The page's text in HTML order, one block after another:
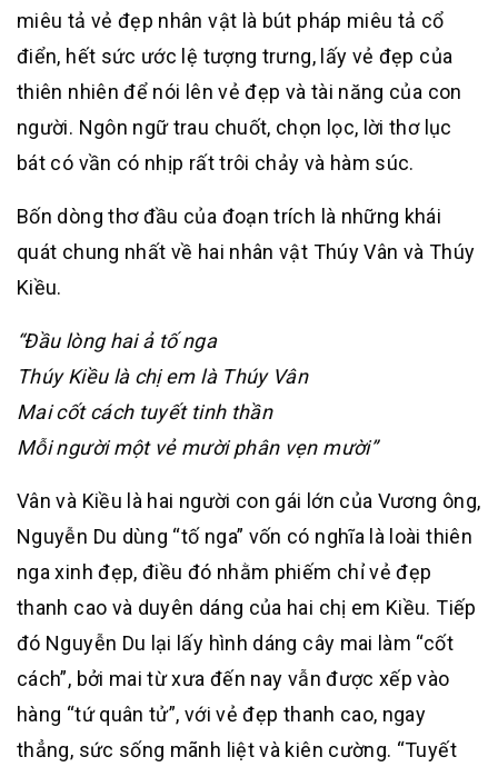
miêu tả vẻ đẹp nhân vật là bút pháp miêu tả cổ
điển, hết sức ước lệ tượng trưng, lấy vẻ đẹp của
thiên nhiên để nói lên vẻ đẹp và tài năng của con
người. Ngôn ngữ trau chuốt, chọn lọc, lời thơ lục
bát có vần có nhịp rất trôi chảy và hàm súc.
Bốn dòng thơ đầu của đoạn trích là những khái
quát chung nhất về hai nhân vật Thúy Vân và Thúy
Kiều.
“Đầu lòng hai ả tố nga
Thúy Kiều là chị em là Thúy Vân
Mai cốt cách tuyết tinh thần
Mỗi người một vẻ mười phân vẹn mười”
Vân và Kiều là hai người con gái lớn của Vương ông,
Nguyễn Du dùng “tố nga” vốn có nghĩa là loài thiên
nga xinh đẹp, điều đó nhằm phiếm chỉ vẻ đẹp
thanh cao và duyên dáng của hai chị em Kiều. Tiếp
đó Nguyễn Du lại lấy hình dáng cây mai làm “cốt
cách”, bởi mai từ xưa đến nay vẫn được xếp vào
hàng “tứ quân tử”, với vẻ đẹp thanh cao, ngay
thẳng, sức sống mãnh liệt và kiên cường. “Tuyết